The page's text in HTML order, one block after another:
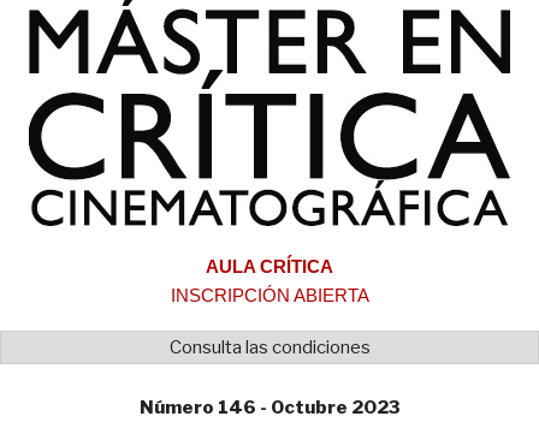
AULA CRÍTICA
INSCRIPCIÓN ABIERTA
Consulta las condiciones
Número 146 - Octubre 2023